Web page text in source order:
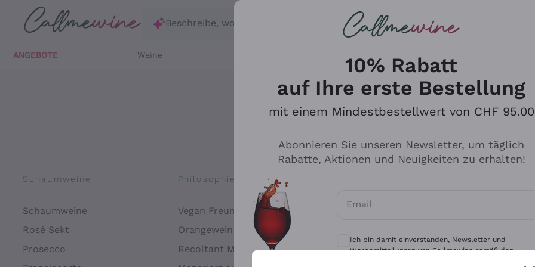
Zum Hauptinhalt springen
Beschreibe, wonach du suchst
ANGEBOTE Weine
Schaumweine
Schaumweine
Rosé Sekt
Prosecco
Philosophien
Vegan Freundlich
Orangewein
Recoltant Manipulant
Antinori
Ca' del Bosco
Gavi
10% Rabatt
auf Ihre erste Bestellung
mit einem Mindestbestellwert von CHF 95.00
Abonnieren Sie unseren Newsletter, um täglich
Rabatte, Aktionen und Neuigkeiten zu erhalten!
Email
Optionale Einwilligungen zum Erhalt von
Ich bin damit einverstanden, Newsletter und
Werbemitteilungen von Callmewine gemäß den -